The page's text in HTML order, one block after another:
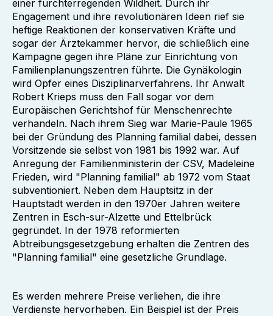
einer furchterregenden Wildheit. Durch ihr
Engagement und ihre revolutionären Ideen rief sie
heftige Reaktionen der konservativen Kräfte und
sogar der Ärztekammer hervor, die schließlich eine
Kampagne gegen ihre Pläne zur Einrichtung von
Familienplanungszentren führte. Die Gynäkologin
wird Opfer eines Disziplinarverfahrens. Ihr Anwalt
Robert Krieps muss den Fall sogar vor dem
Europäischen Gerichtshof für Menschenrechte
verhandeln. Nach ihrem Sieg war Marie-Paule 1965
bei der Gründung des Planning familial dabei, dessen
Vorsitzende sie selbst von 1981 bis 1992 war. Auf
Anregung der Familienministerin der CSV, Madeleine
Frieden, wird "Planning familial" ab 1972 vom Staat
subventioniert. Neben dem Hauptsitz in der
Hauptstadt werden in den 1970er Jahren weitere
Zentren in Esch-sur-Alzette und Ettelbrück
gegründet. In der 1978 reformierten
Abtreibungsgesetzgebung erhalten die Zentren des
"Planning familial" eine gesetzliche Grundlage.
Es werden mehrere Preise verliehen, die ihre
Verdienste hervorheben. Ein Beispiel ist der Preis